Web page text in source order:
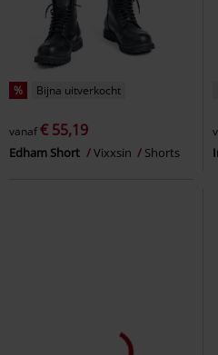
% Bijna uitverkocht
vanaf€ 55,19
Edham Short Vixxsin Shorts